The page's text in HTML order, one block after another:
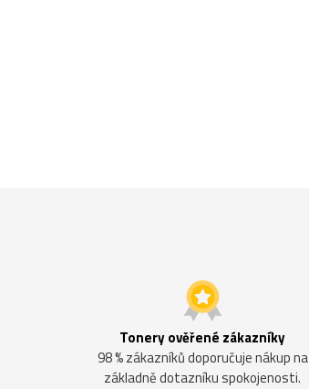
Tonery ověřené zákazníky
98 % zákazníků doporučuje nákup na
základně dotazníku spokojenosti.